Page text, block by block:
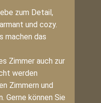
zum Detail,
und cozy.
machen das
Zimmer auch zur
werden
Zimmern und
Gerne können Sie